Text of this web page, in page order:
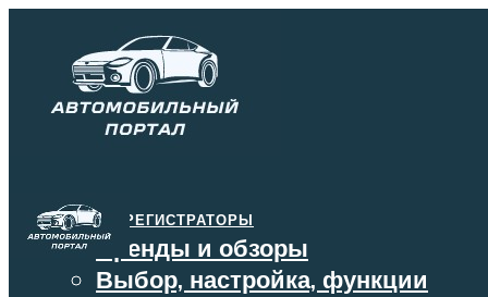
ВИДЕОРЕГИСТРАТОРЫ
Бренды и обзоры
Выбор, настройка, функции